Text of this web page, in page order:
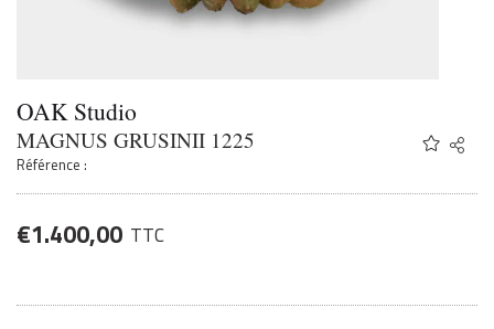
OAK Studio
MAGNUS GRUSINII 1225
Référence :
Share
Twitter
€1.400,00 TTC